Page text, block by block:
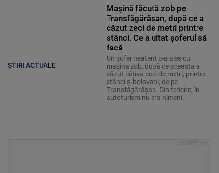
ȘTIRI ACTUALE
Mașină făcută zob pe
Transfăgărășan, după ce a
căzut zeci de metri printre
stânci. Ce a uitat șoferul să
facă
Un șofer neatent s-a ales cu
mașina zob, după ce aceasta a
căzut câțiva zeci de metri, printre
stânci și bolovani, de pe
Transfăgărășan. Din fericire, în
autoturism nu era nimeni.